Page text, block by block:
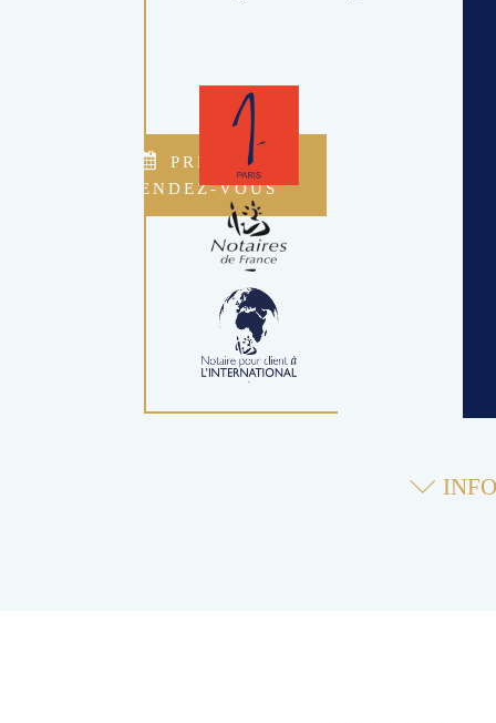

PRENDRE
RENDEZ-VOUS
